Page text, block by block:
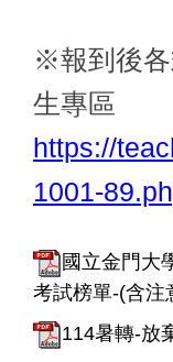
※報到後各
生專區
https://
1001-
國立金門大
考試榜單-(含注
114暑轉-放